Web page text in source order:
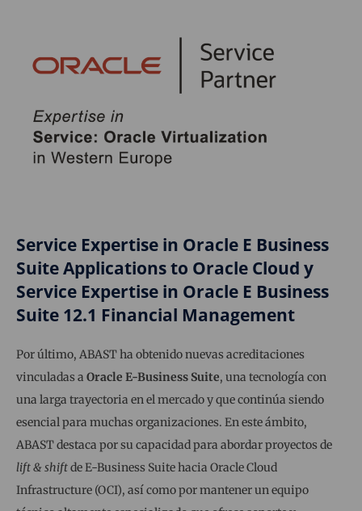
Service Expertise in Oracle E Business
Suite Applications to Oracle Cloud y
Service Expertise in Oracle E Business
Suite 12.1 Financial Management
Por último, ABAST ha obtenido nuevas acreditaciones
vinculadas a Oracle E-Business Suite, una tecnología con
una larga trayectoria en el mercado y que continúa siendo
esencial para muchas organizaciones. En este ámbito,
ABAST destaca por su capacidad para abordar proyectos de
lift & shiftde E-Business Suite hacia Oracle Cloud
Infrastructure (OCI), así como por mantener un equipo